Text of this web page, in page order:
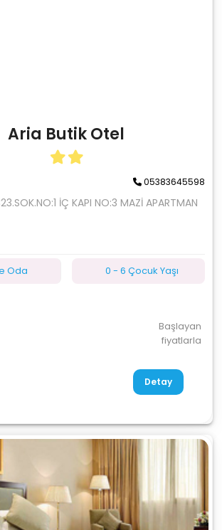
Aria Butik Otel
05383645598
İÇ KAPI NO:3 MAZİ APARTMAN
Oda 0 - 6 Çocuk Yaşı
Başlayan
fiyatlarla
Detay